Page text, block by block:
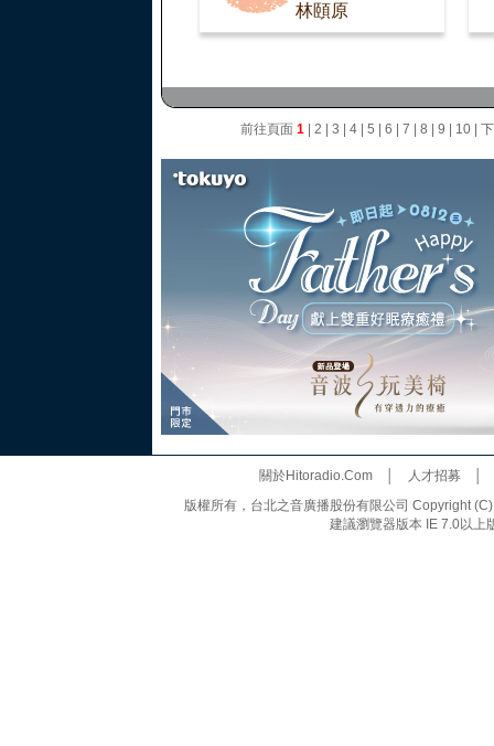
林頤原
前往頁面 1| 2 3 4| 5 6 7 8 9 10|
關於Hitoradio.Com│ 人才招募
版權所有，台北之音廣播股份有限公司 Copyright
建議瀏覽器版本 IE 7.0以上